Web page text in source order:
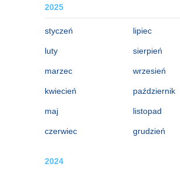
2025
styczeń
luty
marzec
kwiecień
maj
czerwiec
lipiec
sierpień
wrzesień
październik
listopad
grudzień
2024